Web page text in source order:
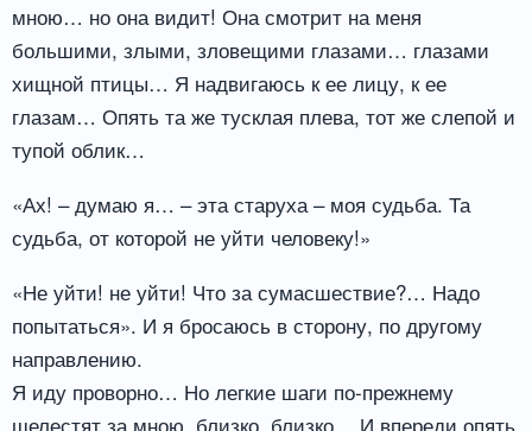
мною… но она видит! Она смотрит на меня
большими, злыми, зловещими глазами… глазами
хищной птицы… Я надвигаюсь к ее лицу, к ее
глазам… Опять та же тусклая плева, тот же слепой и
тупой облик…
«Ах! – думаю я… – эта старуха – моя судьба. Та
судьба, от которой не уйти человеку!»
«Не уйти! не уйти! Что за сумасшествие?… Надо
попытаться». И я бросаюсь в сторону, по другому
направлению.
Я иду проворно… Но легкие шаги по-прежнему
шелестят за мною, близко, близко… И впереди опять